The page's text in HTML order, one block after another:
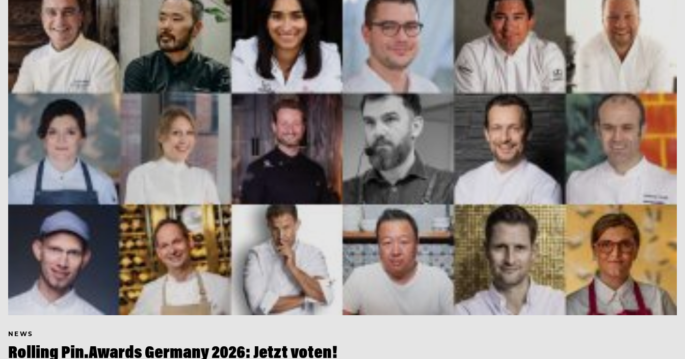
NEWS
Rolling Pin.Awards Germany 2026: Jetzt voten!